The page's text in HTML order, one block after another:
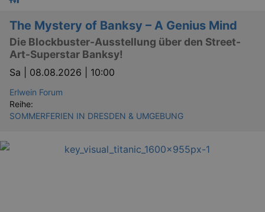
The Mystery of Banksy – A Genius Mind
Die Blockbuster-Ausstellung über den Street-
Art-Superstar Banksy!
Sa | 08.08.2026 | 10:00
Erlwein Forum
Reihe:
SOMMERFERIEN IN DRESDEN & UMGEBUNG